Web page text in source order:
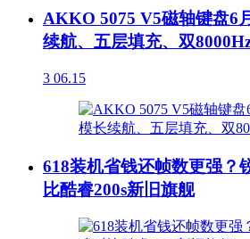
AKKO 5075 V5磁轴键盘6
续航、五层填充、双
3 06.15
618装机省钱还帧数更强？
比酷睿200s新旧旗舰